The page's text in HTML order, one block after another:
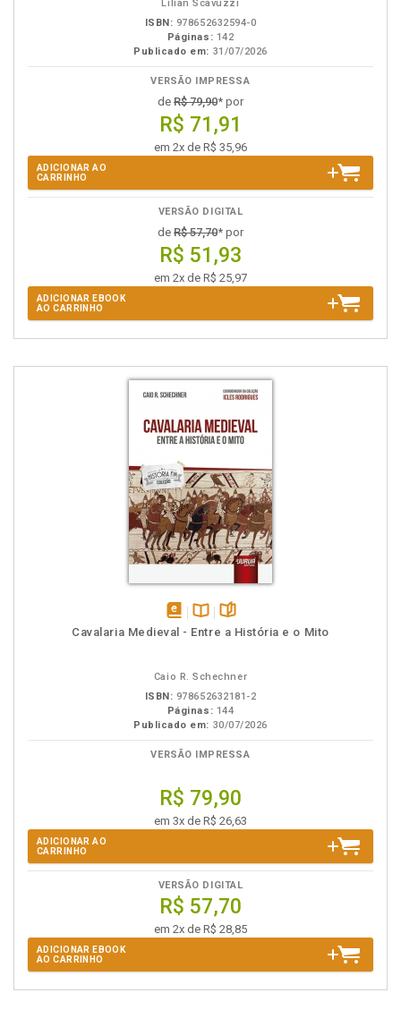
Lilian Scavuzzi
ISBN: 978652632594-0
Páginas: 142
Publicado em: 31/07/2026
VERSÃO IMPRESSA
de R$ 79,90* por
R$ 71,91
em 2x de R$ 35,96
ADICIONAR AO
CARRINHO
VERSÃO DIGITAL
de R$ 57,70* por
R$ 51,93
em 2x de R$ 25,97
ADICIONAR EBOOK
AO CARRINHO
disponívelDisponível
páginas
Cavalaria Medieval - Entre a História e o Mito
Caio R. Schechner
ISBN: 978652632181-2
Páginas: 144
Publicado em: 30/07/2026
VERSÃO IMPRESSA
R$ 79,90
em 3x de R$ 26,63
ADICIONAR AO
CARRINHO
VERSÃO DIGITAL
R$ 57,70
em 2x de R$ 28,85
ADICIONAR EBOOK
AO CARRINHO